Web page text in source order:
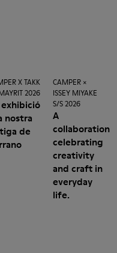
X TAKK
2026
exhibició
nostra
de
CAMPER ×
ISSEY MIYAKE
S/S 2026
A
collaboration
celebrating
creativity
and craft in
everyday
life.